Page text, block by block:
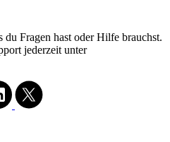
Fragen hast oder Hilfe brauchst.
jederzeit unter